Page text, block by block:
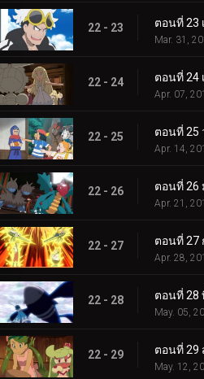
22 - 23 ตอนที่ 23
Mar. 31,
22 - 24 ตอนที่ 24
Apr. 07,
22 - 25 ตอนที่ 25
Apr. 14,
22 - 26 ตอนที่ 26
Apr. 21,
22 - 27
Apr. 28,
22 - 28 ตอนที่ 28
May. 05,
22 - 29 ตอนที่ 29
May. 12,